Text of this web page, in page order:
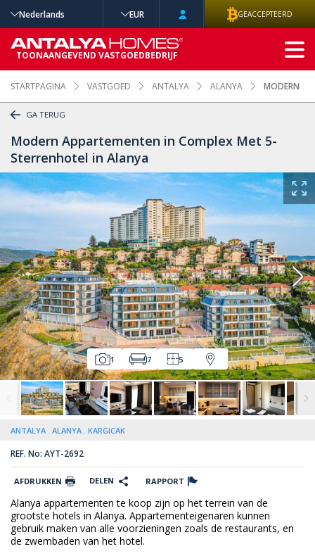
STARTPAGINA VASTGOED ANTALYA ALANYA MODERN
GA TERUG
Modern Appartementen in Complex Met 5-
Sterrenhotel in Alanya
1 7 5
ANTALYA ALANYA KARGICAK
REF. No: AYT-2692
AFDRUKKEN DELEN RAPPORT
Alanya appartementen te koop zijn op het terrein van de
grootste hotels in Alanya. Appartementeigenaren kunnen
gebruik maken van alle voorzieningen zoals de restaurants, en
de zwembaden van het hotel.
Nederlands EUR GEACCEPTEERD
TOONAANGEVEND VASTGOEDBEDRIJF
GEAVANCEERD
ZOEKEN